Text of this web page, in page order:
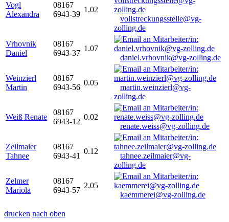
Vogl
Alexandra
08167
6943-39
1.02
vollstreckungsstelle@vg-
zolling.de
Vrhovnik
Daniel
08167
6943-37
1.07
daniel.vrhovnik@vg-zolling.de
Weinzierl
Martin
08167
6943-56
0.05
martin.weinzierl@vg-
zolling.de
Weiß Renate
08167
6943-12
0.02
renate.weiss@vg-zolling.de
Zeilmaier
Tahnee
08167
6943-41
0.12
tahnee.zeilmaier@vg-
zolling.de
Zelmer
Mariola
08167
6943-57
2.05
kaemmerei@vg-zolling.de
drucken nach oben